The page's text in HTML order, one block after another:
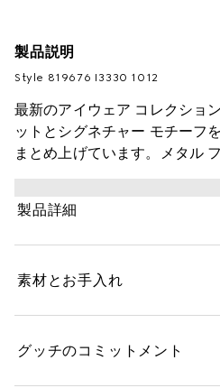
製品説明
Style ‎819676 I3330 1012
最新のアイウェア コレクショ
ットとシグネチャー モチーフ
まとめ上げています。メタル
製品詳細
素材とお手入れ
グッチのコミットメント